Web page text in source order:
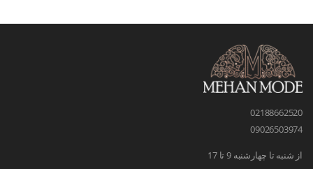
02188662520
09026503974
از شنبه تا چهارشنبه 9 تا 17